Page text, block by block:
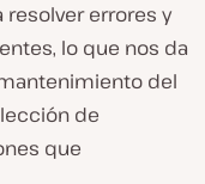
errores y
lo que nos da
del
de
que